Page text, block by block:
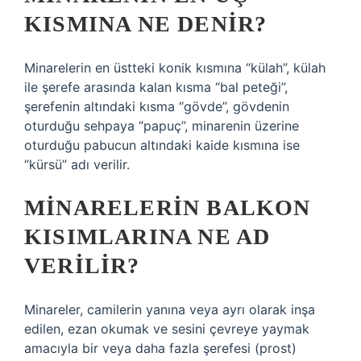
KISMINA NE DENIR?
Minarelerin en üstteki konik kısmına “külah”, külah
ile şerefe arasında kalan kısma “bal peteği”,
şerefenin altındaki kısma “gövde”, gövdenin
oturduğu sehpaya “papuç”, minarenin üzerine
oturduğu pabucun altındaki kaide kısmına ise
“kürsü” adı verilir.
MINARELERIN BALKON
KISIMLARINA NE AD
VERILIR?
Minareler, camilerin yanına veya ayrı olarak inşa
edilen, ezan okumak ve sesini çevreye yaymak
amacıyla bir veya daha fazla şerefesi (prost)